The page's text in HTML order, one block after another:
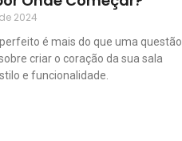
2024
é mais do que uma questão
criar o coração da sua sala
e funcionalidade.